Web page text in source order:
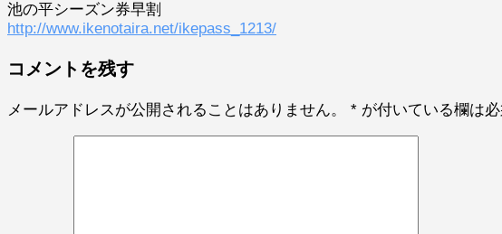
池の平シーズン券早割
http://www.ikenotaira.net/ikepass_1213/
コメントを残す
メールアドレスが公開されることはありません。 * が付いている欄は